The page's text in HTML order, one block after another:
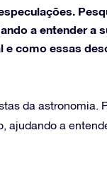
a entender a
e como essas
da astronomia.
ajudando a